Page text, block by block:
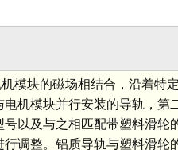
模块的磁场相结合，沿着特
机模块并行安装的导轨，第
以及与之相匹配带塑料滑
调整。铝质导轨与塑料滑轮